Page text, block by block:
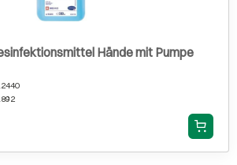
Hände mit Pumpe